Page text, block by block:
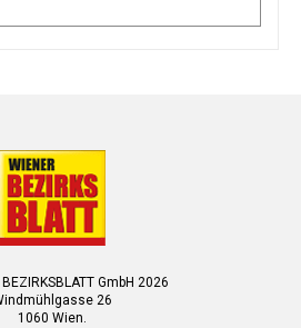
GmbH 2026
26
1060 Wien.